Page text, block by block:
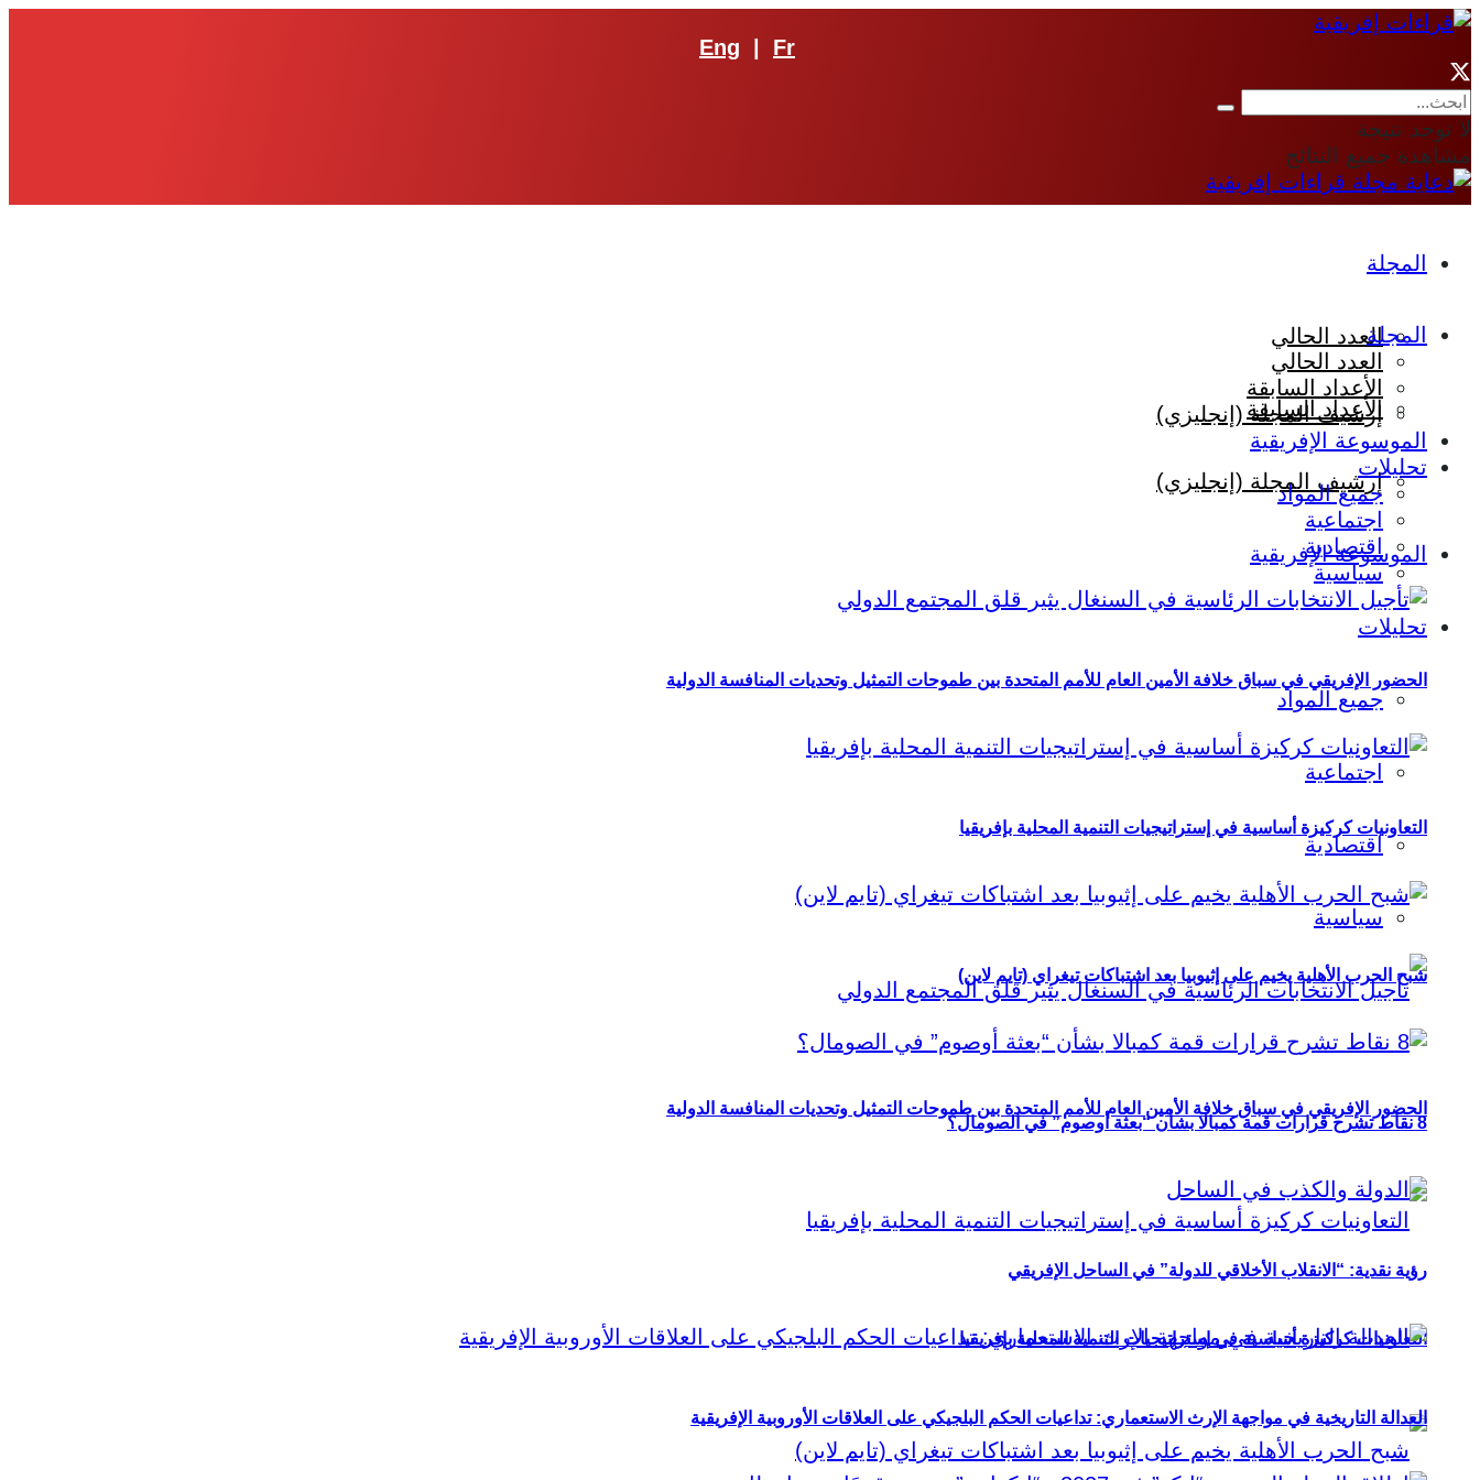
Eng Fr
لا توجد نتيجة
مشاهدة جميع النتائج
المجلة
العدد الحالي
الأعداد السابقة
إرشيف المجلة (إنجليزي)
الموسوعة الإفريقية
تحليلات
جميع المواد
اجتماعية
اقتصادية
سياسية
الحضور الإفريقي في سباق خلافة الأمين العام للأمم المتحدة بين طموحات التمثيل وتحديات المنافسة الدولية
التعاونيات كركيزة أساسية في إستراتيجيات التنمية المحلية بإفريقيا
المجلة
العدد الحالي
الأعداد السابقة
إرشيف المجلة (إنجليزي)
الموسوعة الإفريقية
تحليلات
جميع المواد
اجتماعية
اقتصادية
سياسية
الحضور الإفريقي في سباق خلافة الأمين العام للأمم المتحدة بين طموحات التمثيل وتحديات المنافسة الدولية
التعاونيات كركيزة أساسية في إستراتيجيات التنمية المحلية بإفريقيا
شبح الحرب الأهلية يخيم على إثيوبيا بعد اشتباكات تيغراي (تايم لاين)
8 نقاط تشرح قرارات قمة كمبالا بشأن “بعثة أوصوم” في الصومال؟
رؤية نقدية: “الانقلاب الأخلاقي للدولة” في الساحل الإفريقي
العدالة التاريخية في مواجهة الإرث الاستعماري: تداعيات الحكم البلجيكي على العلاقات الأوروبية الإفريقية